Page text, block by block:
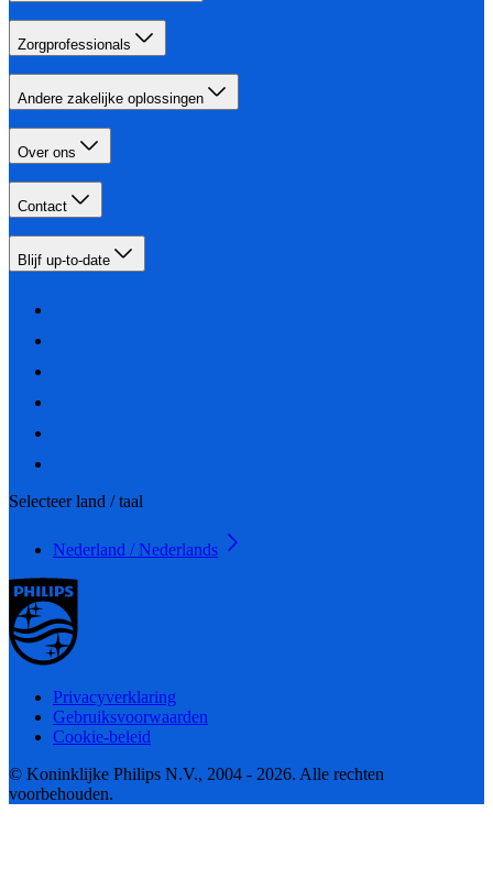
Zorgprofessionals
Andere zakelijke oplossingen
Over ons
Contact
Blijf up-to-date
Selecteer land / taal
Nederland / Nederlands
Privacyverklaring
Gebruiksvoorwaarden
Cookie-beleid
© Koninklijke Philips N.V., 2004 - 2026. Alle rechten
voorbehouden.